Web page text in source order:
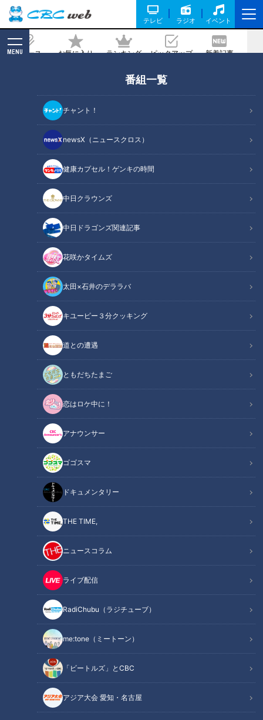
テレビ ラジオ イベント
ニュース お気に入り ランキング ピックアップ 新着記事
MENU
番組一覧
チャント！
newsX（ニュースクロス）
健康カプセル！ゲンキの時間
中日クラウンズ
中日ドラゴンズ関連記事
花咲かタイムズ
太田×石井のデララバ
キユーピー３分クッキング
道との遭遇
ともだちたまご
恋はロケ中に！
アナウンサー
ゴゴスマ
ドキュメンタリー
THE TIME,
ニュースコラム
ライブ配信
RadiChubu（ラジチューブ）
me:tone（ミートーン）
「ビートルズ」とCBC
アジア大会 愛知・名古屋
週水曜よる７時デララバ２時間SP！GW
オススメ名古屋観光名所】
記事に戻る
太田光×立浪和義 ビリビリ体験！【今週水曜よる７時デララバ２時間
SP！GWオススメ名古屋観光名所】
この記事の画像
記事に戻る
この記事を見たあなたへのおすすめ
東海3県夏の始まりに密着！生
放送2時間スペシャル
飛行機を丸ごと展示！？セント
レアの「フライト・オブ・ドリ
おでかけスポット2選